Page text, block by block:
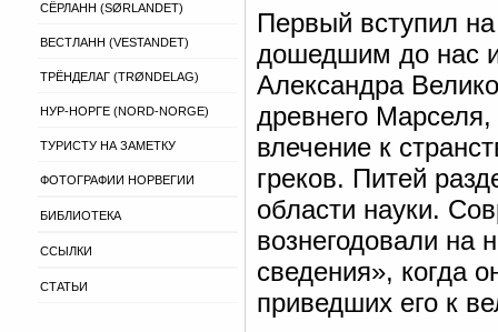
СЁРЛАНН (SØRLANDET)
ВЕСТЛАНН (VESTANDET)
ТРЁНДЕЛАГ (TRØNDELAG)
НУР-НОРГЕ (NORD-NORGE)
ТУРИСТУ НА ЗАМЕТКУ
ФОТОГРАФИИ НОРВЕГИИ
БИБЛИОТЕКА
ССЫЛКИ
СТАТЬИ
Первый вступил
дошедшим до нас
Александра
древнего Марселя,
влечение к
греков. Питей
области науки.
вознегодовали на
сведения», когда
приведших его к